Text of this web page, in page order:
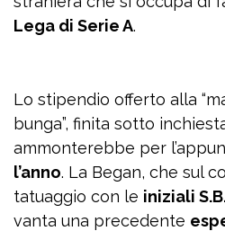
Lega di Serie A.
Lo stipendio offerto alla
bunga”, finita sotto
ammonterebbe per
l’anno. La Began, che sul
tatuaggio con le iniziali
vanta una precedente